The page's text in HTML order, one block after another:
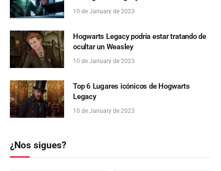
10 de January de 2023
Hogwarts Legacy podría estar tratando de
ocultar un Weasley
10 de January de 2023
Top 6 Lugares icónicos de Hogwarts
Legacy
10 de January de 2023
¿Nos sigues?